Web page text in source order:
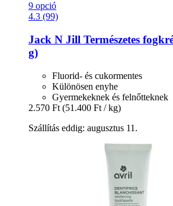
9 opció
4.3 (99)
Jack N Jill Természetes
g)
Fluorid- és cukormentes
Különösen enyhe
Gyermekeknek és felnőtteknek
2.570 Ft (51.400 Ft / kg)
Szállítás eddig: augusztus 11.